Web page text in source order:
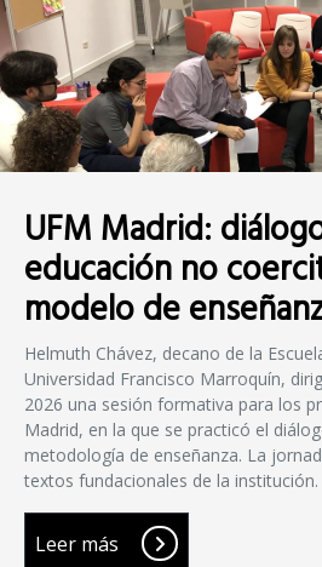
UFM Madrid:
educación no
modelo de
Helmuth Chávez, decano de la
Universidad Francisco Marroquín,
2026 una sesión formativa para los
Madrid, en la que se practicó el
metodología de enseñanza. La
textos fundacionales de la
Leer más